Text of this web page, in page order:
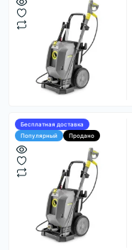
Бесплатная доставка
Популярный
Продано